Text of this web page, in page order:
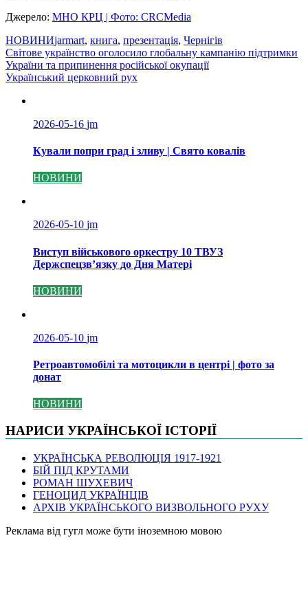
Джерело: МНО КРЦ | Фото: CRCMedia
НОВИНИjarmart, книга, презентація, Чернігів
Навігація
записів
Світове українство оголосило глобальну кампанію підтримки
України та припинення російської окупації
Український церковний рух
2026-05-16 jm
Кували попри град і зливу | Свято ковалів
НОВИНИ
2026-05-10 jm
Виступ військового оркестру 10 ТВУЗ
Держспецзв’язку до Дня Матері
НОВИНИ
2026-05-10 jm
Ретроавтомобілі та мотоцикли в центрі | фото за
донат
НОВИНИ
НАРИСИ УКРАЇНСЬКОЇ ІСТОРІЇ
УКРАЇНСЬКА РЕВОЛЮЦІЯ 1917-1921
БІЙ ПІД КРУТАМИ
РОМАН ШУХЕВИЧ
ГЕНОЦИД УКРАЇНЦІВ
АРХІВ УКРАЇНСЬКОГО ВИЗВОЛЬНОГО РУХУ
Pеклама від гугл може бути іноземною мовою